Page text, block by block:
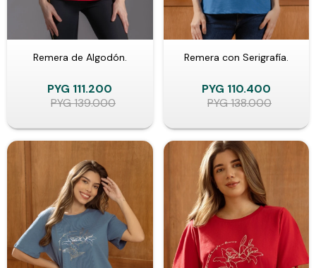
Remera de Algodón.
PYG 111.200
PYG139.000
Remera con Serigrafía.
PYG 110.400
PYG138.000